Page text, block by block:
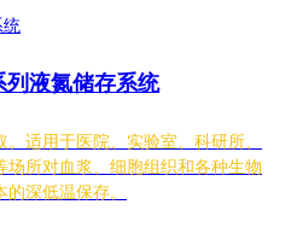
列液氮储存系统
适用于医院、实验室、科研所、
场所对血浆、细胞组织和各种生物
的深低温保存。